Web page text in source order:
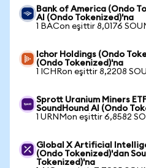
Bank of America (Ondo
AI (Ondo Tokenized)'na
1 BACon eşittir 8,0176
Ichor Holdings (Ondo
(Ondo Tokenized)'na
1 ICHRon eşittir 8,2208
Sprott Uranium Miners
SoundHound AI (Ondo
1 URNMon eşittir 6,8582
Global X Artificial
(Ondo Tokenized)'dan
Tokenized)'na